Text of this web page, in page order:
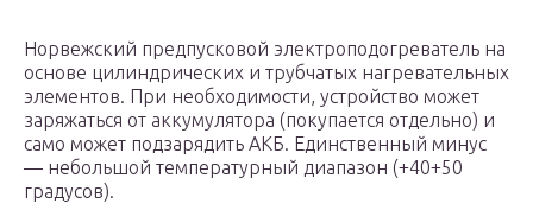
Норвежский предпусковой электроподогреватель на
основе цилиндрических и трубчатых нагревательных
элементов. При необходимости, устройство может
заряжаться от аккумулятора (покупается отдельно) и
само может подзарядить АКБ. Единственный минус
— небольшой температурный диапазон (+40+50
градусов).